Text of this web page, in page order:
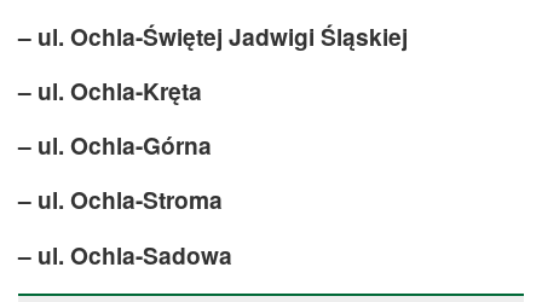
– ul. Ochla-Świętej Jadwigi Śląskiej
– ul. Ochla-Kręta
– ul. Ochla-Górna
– ul. Ochla-Stroma
– ul. Ochla-Sadowa